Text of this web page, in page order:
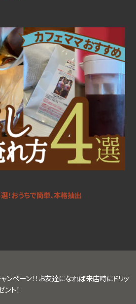
！おうちで簡単、本格抽出
ンペーン！！お友達になれば来店時にドリッ
ト！